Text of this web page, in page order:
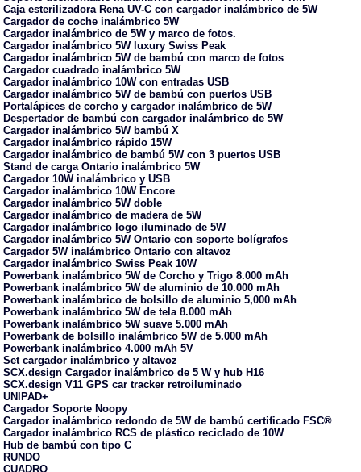
Caja esterilizadora Rena UV-C con cargador inalámbrico de 5W
Cargador de coche inalámbrico 5W
Cargador inalámbrico de 5W y marco de fotos.
Cargador inalámbrico 5W luxury Swiss Peak
Cargador inalámbrico 5W de bambú con marco de fotos
Cargador cuadrado inalámbrico 5W
Cargador inalámbrico 10W con entradas USB
Cargador inalámbrico 5W de bambú con puertos USB
Portalápices de corcho y cargador inalámbrico de 5W
Despertador de bambú con cargador inalámbrico de 5W
Cargador inalámbrico 5W bambú X
Cargador inalámbrico rápido 15W
Cargador inalámbrico de bambú 5W con 3 puertos USB
Stand de carga Ontario inalámbrico 5W
Cargador 10W inalámbrico y USB
Cargador inalámbrico 10W Encore
Cargador inalámbrico 5W doble
Cargador inalámbrico de madera de 5W
Cargador inalámbrico logo iluminado de 5W
Cargador inalámbrico 5W Ontario con soporte bolígrafos
Cargador 5W inalámbrico Ontario con altavoz
Cargador inalámbrico Swiss Peak 10W
Powerbank inalámbrico 5W de Corcho y Trigo 8.000 mAh
Powerbank inalámbrico 5W de aluminio de 10.000 mAh
Powerbank inalámbrico de bolsillo de aluminio 5,000 mAh
Powerbank inalámbrico 5W de tela 8.000 mAh
Powerbank inalámbrico 5W suave 5.000 mAh
Powerbank de bolsillo inalámbrico 5W de 5.000 mAh
Powerbank inalámbrico 4.000 mAh 5V
Set cargador inalámbrico y altavoz
SCX.design Cargador inalámbrico de 5 W y hub H16
SCX.design V11 GPS car tracker retroiluminado
UNIPAD+
Cargador Soporte Noopy
Cargador inalámbrico redondo de 5W de bambú certificado FSC®
Cargador inalámbrico RCS de plástico reciclado de 10W
Hub de bambú con tipo C
RUNDO
CUADRO